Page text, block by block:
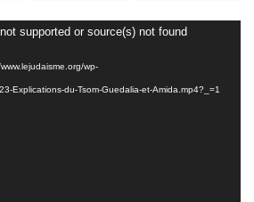
supported or source(s) not found
wp-
Explications-du-Tsom-Guedalia-et-Amida.mp4?_=1